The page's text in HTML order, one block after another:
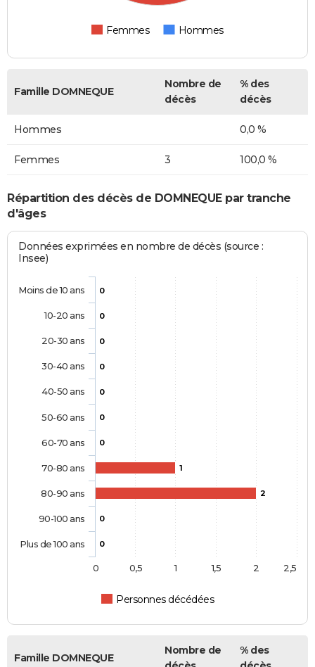
Femmes Hommes
Famille DOMNEQUE
Nombre de
décès
% des
décès
Hommes 0,0 %
Femmes 3 100,0 %
Répartition des décès de DOMNEQUE par tranche
d'âges
Données exprimées en nombre de décès (source :
Insee)
0
0
0
0
0
0
0
1
2
0
0
Personnes décédées
Moins de 10 ans
10-20 ans
20-30 ans
30-40 ans
40-50 ans
50-60 ans
60-70 ans
70-80 ans
80-90 ans
90-100 ans
Plus de 100 ans
0 0,5 1 1,5 2 2,5
Famille DOMNEQUE
Nombre de
% des